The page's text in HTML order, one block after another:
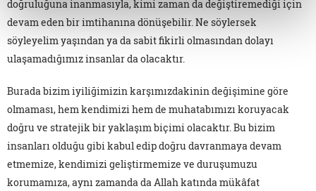
doğruluğuna inanmasıyla, kimi zaman da değiştiremediği için
devam eden bir imtihanına dönüşebilir. Ne söylersek
söyleyelim yaşından ya da sabit fikirli olmasından dolayı
ulaşamadığımız insanlar da olacaktır.
Burada bizim iyiliğimizin karşımızdakinin değişimine göre
olmaması, hem kendimizi hem de muhatabımızı koruyacak
doğru ve stratejik bir yaklaşım biçimi olacaktır. Bu bizim
insanları olduğu gibi kabul edip doğru davranmaya devam
etmemize, kendimizi geliştirmemize ve duruşumuzu
korumamıza, aynı zamanda da Allah katında mükâfat